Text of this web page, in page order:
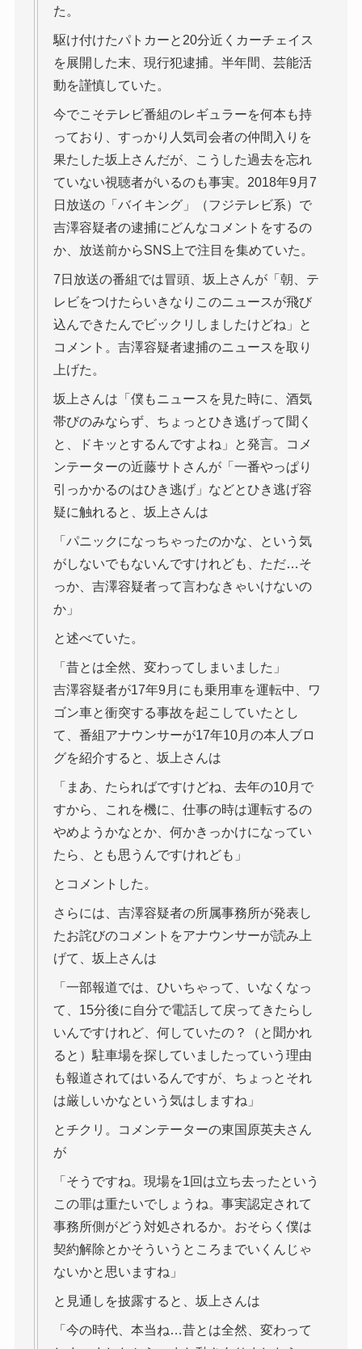
た。
駆け付けたパトカーと20分近くカーチェイス
を展開した末、現行犯逮捕。半年間、芸能活
動を謹慎していた。
今でこそテレビ番組のレギュラーを何本も持
っており、すっかり人気司会者の仲間入りを
果たした坂上さんだが、こうした過去を忘れ
ていない視聴者がいるのも事実。2018年9月7
日放送の「バイキング」（フジテレビ系）で
吉澤容疑者の逮捕にどんなコメントをするの
か、放送前からSNS上で注目を集めていた。
7日放送の番組では冒頭、坂上さんが「朝、テ
レビをつけたらいきなりこのニュースが飛び
込んできたんでビックリしましたけどね」と
コメント。吉澤容疑者逮捕のニュースを取り
上げた。
坂上さんは「僕もニュースを見た時に、酒気
帯びのみならず、ちょっとひき逃げって聞く
と、ドキッとするんですよね」と発言。コメ
ンテーターの近藤サトさんが「一番やっぱり
引っかかるのはひき逃げ」などとひき逃げ容
疑に触れると、坂上さんは
「パニックになっちゃったのかな、という気
がしないでもないんですけれども、ただ…そ
っか、吉澤容疑者って言わなきゃいけないの
か」
と述べていた。
「昔とは全然、変わってしまいました」
吉澤容疑者が17年9月にも乗用車を運転中、ワ
ゴン車と衝突する事故を起こしていたとし
て、番組アナウンサーが17年10月の本人ブロ
グを紹介すると、坂上さんは
「まあ、たらればですけどね、去年の10月で
すから、これを機に、仕事の時は運転するの
やめようかなとか、何かきっかけになってい
たら、とも思うんですけれども」
とコメントした。
さらには、吉澤容疑者の所属事務所が発表し
たお詫びのコメントをアナウンサーが読み上
げて、坂上さんは
「一部報道では、ひいちゃって、いなくなっ
て、15分後に自分で電話して戻ってきたらし
いんですけれど、何していたの？（と聞かれ
ると）駐車場を探していましたっていう理由
も報道されてはいるんですが、ちょっとそれ
は厳しいかなという気はしますね」
とチクリ。コメンテーターの東国原英夫さん
が
「そうですね。現場を1回は立ち去ったという
この罪は重たいでしょうね。事実認定されて
事務所側がどう対処されるか。おそらく僕は
契約解除とかそういうところまでいくんじゃ
ないかと思いますね」
と見通しを披露すると、坂上さんは
「今の時代、本当ね…昔とは全然、変わって